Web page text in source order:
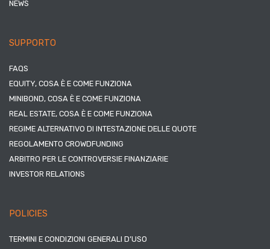
NEWS
SUPPORTO
FAQS
EQUITY, COSA È E COME FUNZIONA
MINIBOND, COSA È E COME FUNZIONA
REAL ESTATE, COSA È E COME FUNZIONA
REGIME ALTERNATIVO DI INTESTAZIONE DELLE QUOTE
REGOLAMENTO CROWDFUNDING
ARBITRO PER LE CONTROVERSIE FINANZIARIE
INVESTOR RELATIONS
POLICIES
TERMINI E CONDIZIONI GENERALI D’USO